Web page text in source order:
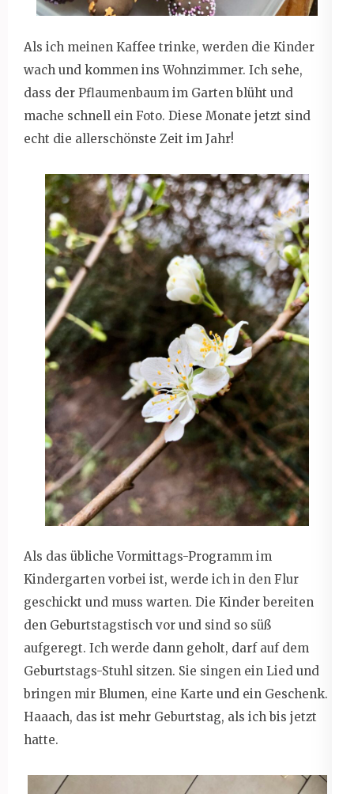
Als ich meinen Kaffee trinke, werden die Kinder
wach und kommen ins Wohnzimmer. Ich sehe,
dass der Pflaumenbaum im Garten blüht und
mache schnell ein Foto. Diese Monate jetzt sind
echt die allerschönste Zeit im Jahr!
Als das übliche Vormittags-Programm im
Kindergarten vorbei ist, werde ich in den Flur
geschickt und muss warten. Die Kinder bereiten
den Geburtstagstisch vor und sind so süß
aufgeregt. Ich werde dann geholt, darf auf dem
Geburtstags-Stuhl sitzen. Sie singen ein Lied und
bringen mir Blumen, eine Karte und ein Geschenk.
Haaach, das ist mehr Geburtstag, als ich bis jetzt
hatte.